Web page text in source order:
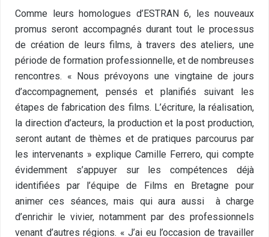
Comme leurs homologues d’ESTRAN 6, les nouveaux
promus seront accompagnés durant tout le processus
de création de leurs films, à travers des ateliers, une
période de formation professionnelle, et de nombreuses
rencontres. « Nous prévoyons une vingtaine de jours
d’accompagnement, pensés et planifiés suivant les
étapes de fabrication des films. L’écriture, la réalisation,
la direction d’acteurs, la production et la post production,
seront autant de thèmes et de pratiques parcourus par
les intervenants » explique Camille Ferrero, qui compte
évidemment s’appuyer sur les compétences déjà
identifiées par l’équipe de Films en Bretagne pour
animer ces séances, mais qui aura aussi
à charge
d’enrichir le vivier, notamment par des professionnels
venant d’autres régions. « J’ai eu l’occasion de travailler